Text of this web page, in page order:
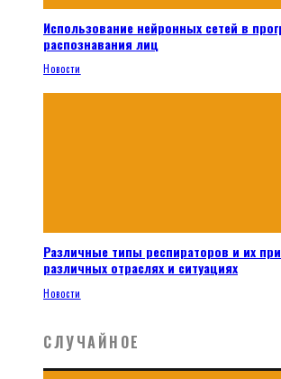
Использование нейронных сетей в
распознавания лиц
Новости
Различные типы респираторов и их
различных отраслях и ситуациях
Новости
СЛУЧАЙНОЕ